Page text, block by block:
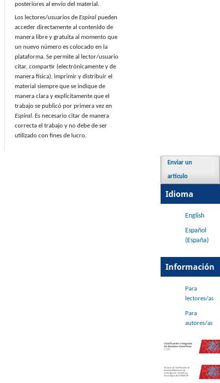
posteriores al envío del material.
Los lectores/usuarios de Espiral pueden
acceder directamente al contenido de
manera libre y gratuita al momento que
un nuevo número es colocado en la
plataforma. Se permite al lector/usuario
citar, compartir (electrónicamente y de
manera física), imprimir y distribuir el
material siempre que se indique de
manera clara y explícitamente que el
trabajo se publicó por primera vez en
Espiral. Es necesario citar de manera
correcta el trabajo y no debe de ser
utilizado con fines de lucro.
Enviar un
artículo
Idioma
English
Español
(España)
Información
Para
lectores/as
Para
autores/as